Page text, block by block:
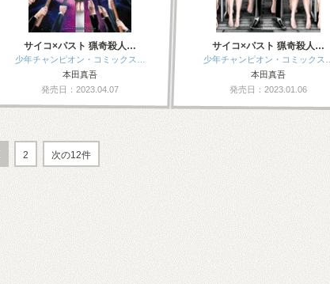
サイコ×パスト 猟奇殺人…
少年チャンピオン・コミックス…
本田真吾
発売日：2023.04.07
サイコ×パスト 猟奇殺人…
少年チャンピオン・コミックス…
本田真吾
発売日：2023.01.06
2 次の12件